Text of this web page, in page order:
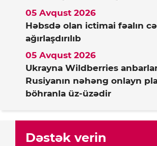
Həbsdə olan ictimai fəalın
ağırlaşdırılıb
05 Avqust 2026
Ukrayna Wildberries
Rusiyanın nəhəng onlayn
böhranla üz-üzədir
05 Avqust 2026
Dəstək verin